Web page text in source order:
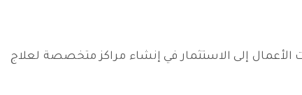
الأعمال إلى الاستثمار في إنشاء مراكز متخصصة لعلاج